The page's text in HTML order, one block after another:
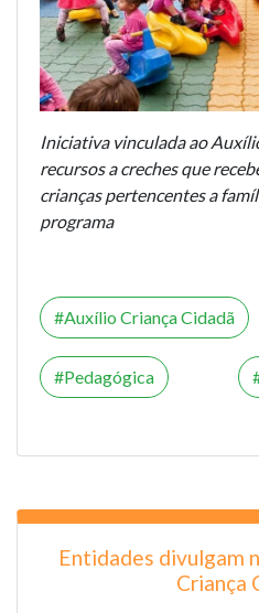
Iniciativa vinculada ao
recursos a creches que
crianças pertencentes a
programa
Auxílio Criança Cidadã
Pedagógica
Entidades divulgam
Criança